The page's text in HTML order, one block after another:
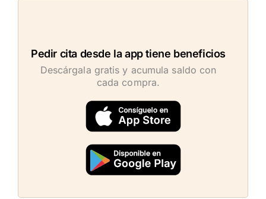
Pedir cita desde la app tiene beneficios
Descárgala gratis y acumula saldo con
cada compra.